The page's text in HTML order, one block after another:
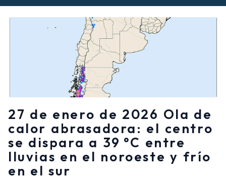
27 de enero de 2026 Ola de
calor abrasadora: el centro
se dispara a 39 °C entre
lluvias en el noroeste y frío
en el sur